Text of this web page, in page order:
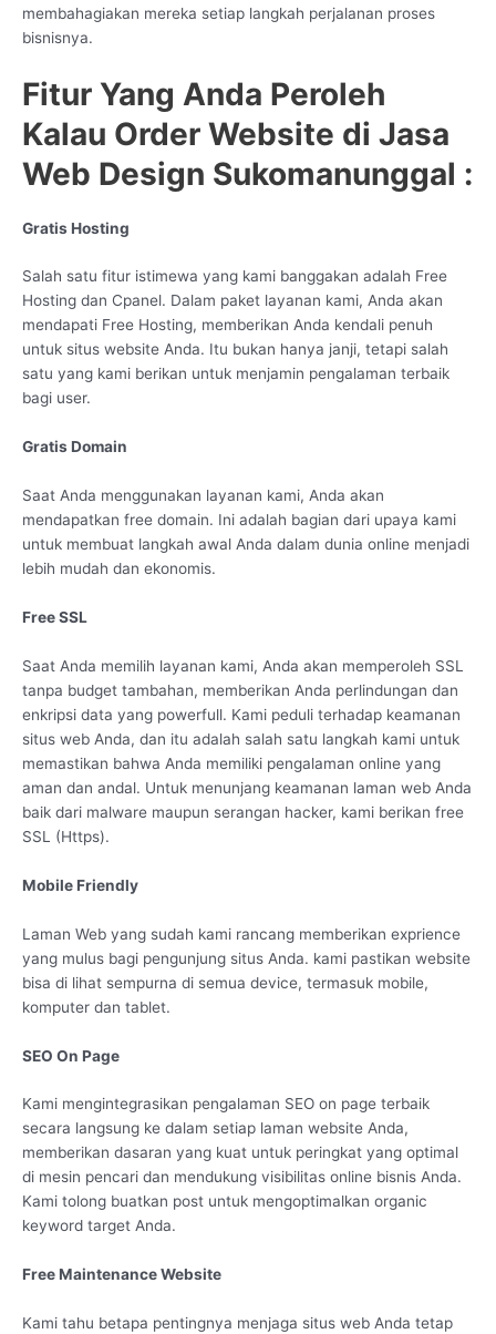
membahagiakan mereka setiap langkah perjalanan proses
bisnisnya.
Fitur Yang Anda Peroleh
Kalau Order Website di Jasa
Web Design Sukomanunggal :
Gratis Hosting
Salah satu fitur istimewa yang kami banggakan adalah Free
Hosting dan Cpanel. Dalam paket layanan kami, Anda akan
mendapati Free Hosting, memberikan Anda kendali penuh
untuk situs website Anda. Itu bukan hanya janji, tetapi salah
satu yang kami berikan untuk menjamin pengalaman terbaik
bagi user.
Gratis Domain
Saat Anda menggunakan layanan kami, Anda akan
mendapatkan free domain. Ini adalah bagian dari upaya kami
untuk membuat langkah awal Anda dalam dunia online menjadi
lebih mudah dan ekonomis.
Free SSL
Saat Anda memilih layanan kami, Anda akan memperoleh SSL
tanpa budget tambahan, memberikan Anda perlindungan dan
enkripsi data yang powerfull. Kami peduli terhadap keamanan
situs web Anda, dan itu adalah salah satu langkah kami untuk
memastikan bahwa Anda memiliki pengalaman online yang
aman dan andal. Untuk menunjang keamanan laman web Anda
baik dari malware maupun serangan hacker, kami berikan free
SSL (Https).
Mobile Friendly
Laman Web yang sudah kami rancang memberikan exprience
yang mulus bagi pengunjung situs Anda. kami pastikan website
bisa di lihat sempurna di semua device, termasuk mobile,
komputer dan tablet.
SEO On Page
Kami mengintegrasikan pengalaman SEO on page terbaik
secara langsung ke dalam setiap laman website Anda,
memberikan dasaran yang kuat untuk peringkat yang optimal
di mesin pencari dan mendukung visibilitas online bisnis Anda.
Kami tolong buatkan post untuk mengoptimalkan organic
keyword target Anda.
Free Maintenance Website
Kami tahu betapa pentingnya menjaga situs web Anda tetap